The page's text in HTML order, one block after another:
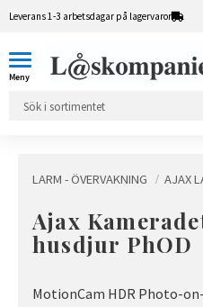
Leverans 1-3 arbetsdagar på lagervaror
LARM - ÖVERVAKNING AJAX
Ajax
husdjur PhOD
MotionCam HDR Photo-